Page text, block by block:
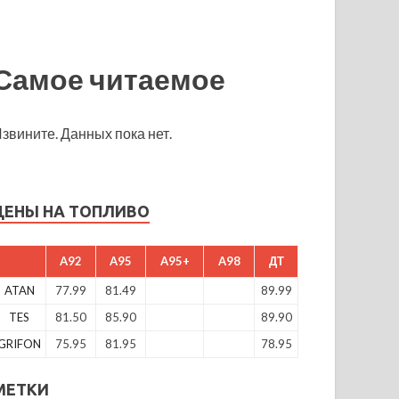
читаемое
Данных пока нет.
НА ТОПЛИВО
A92 A95 A95+ A98 ДТ
ATAN 77.99 81.49
89.99
TES
81.50 85.90
89.90
75.95 81.95 78.95